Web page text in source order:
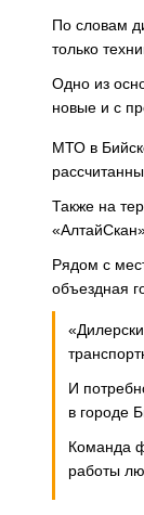
По словам
только
Одно из
новые и с
МТО в
Также на
Рядом с
объездная
И
в городе
Команда
работы